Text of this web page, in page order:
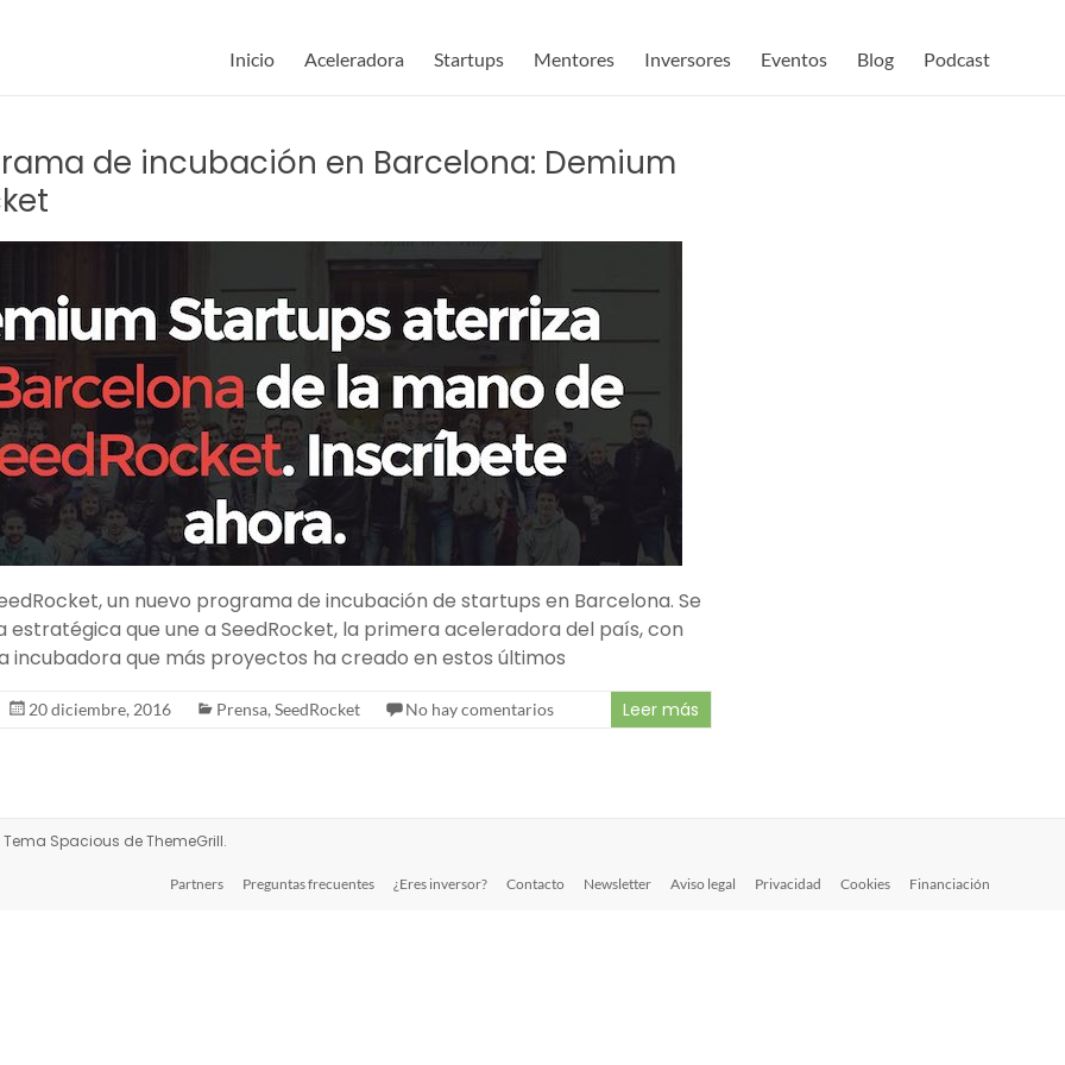
Inicio Aceleradora Startups Mentores Inversores Eventos Blog Podcast
de incubación en Barcelona: Demium
un nuevo programa de incubación de startups en Barcelona. Se
estratégica que une a SeedRocket, la primera aceleradora del país, con
incubadora que más proyectos ha creado en estos últimos
20 diciembre, 2016 Prensa, SeedRocket No hay comentarios Leer más
Tema Spacious de ThemeGrill.
Partners Preguntas frecuentes ¿Eres inversor? Contacto Newsletter Aviso legal Privacidad Cookies Financiación